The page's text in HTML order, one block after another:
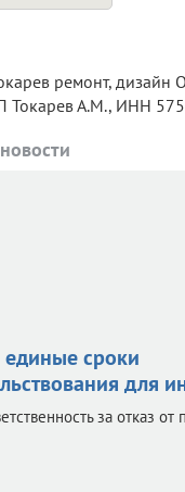
Токарев А.М., ИНН
сроки
для
за отказ